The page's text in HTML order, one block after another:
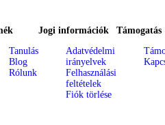
Tanulás
Blog
Rólunk
Jogi információk
Adatvédelmi
irányelvek
Felhasználási
feltételek
Fiók törlése
Támogatás